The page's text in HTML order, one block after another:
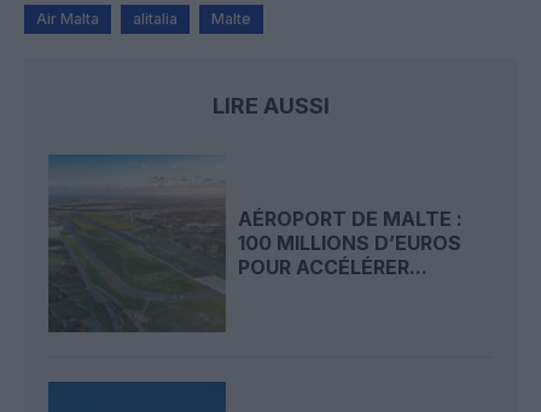
Air Malta alitalia Malte
LIRE AUSSI
AÉROPORT DE MALTE :
100 MILLIONS D’EUROS
POUR ACCÉLÉRER...